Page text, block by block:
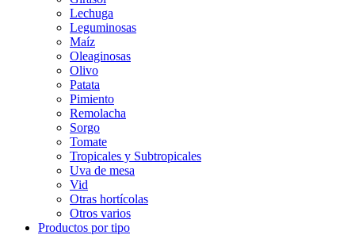
Lechuga
Leguminosas
Maíz
Oleaginosas
Olivo
Patata
Pimiento
Remolacha
Sorgo
Tomate
Tropicales y Subtropicales
Uva de mesa
Vid
Otras hortícolas
Otros varios
Productos por tipo